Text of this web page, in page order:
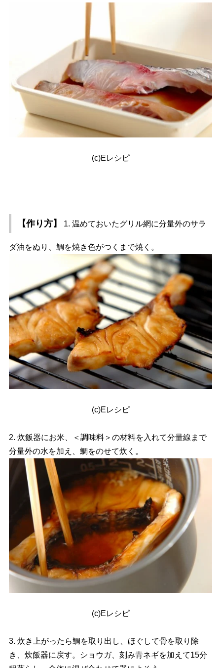
(c)Eレシピ
【作り方】 1. 温めておいたグリル網に分量外のサラ
ダ油をぬり、鯛を焼き色がつくまで焼く。
(c)Eレシピ
2. 炊飯器にお米、＜調味料＞の材料を入れて分量線まで
分量外の水を加え、鯛をのせて炊く。
(c)Eレシピ
3. 炊き上がったら鯛を取り出し、ほぐして骨を取り除
き、炊飯器に戻す。ショウガ、刻み青ネギを加えて15分